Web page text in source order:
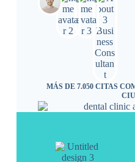
MÁS DE 7.050 CITAS